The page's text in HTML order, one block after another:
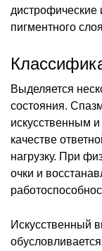
дистрофические
пигментного
Выделяется
состояния.
искусственным
качестве
нагрузку. При
очки и
Искусственный